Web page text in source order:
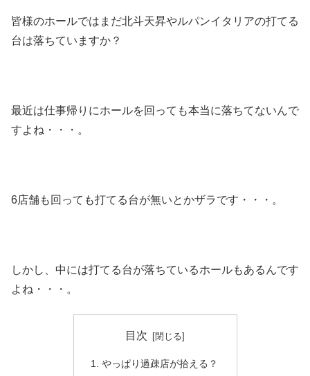
皆様のホールではまだ北斗天昇やルパンイタリアの打てる
台は落ちていますか？
最近は仕事帰りにホールを回っても本当に落ちてないんで
すよね・・・。
6店舗も回っても打てる台が無いとかザラです・・・。
しかし、中には打てる台が落ちているホールもあるんです
よね・・・。
目次
やっぱり過疎店が拾える？